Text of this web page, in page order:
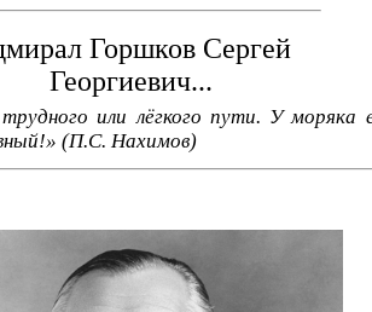
Горшков Сергей
Георгиевич...
или лёгкого пути. У моряка
(П.С. Нахимов)